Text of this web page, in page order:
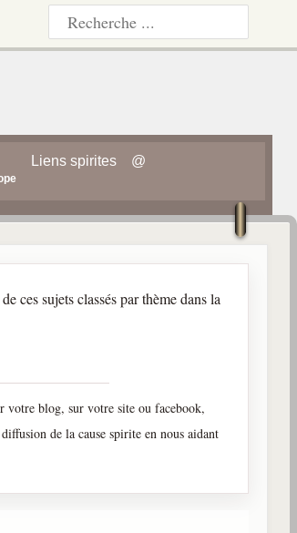
Liens spirites @
ces sujets classés par thème dans la
votre blog, sur votre site ou facebook,
de la cause spirite en nous aidant